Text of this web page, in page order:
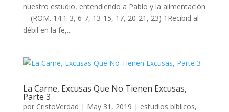
nuestro estudio, entendiendo a Pablo y la alimentación
—(ROM. 14:1-3, 6-7, 13-15, 17, 20-21, 23) 1Recibid al
débil en la fe,...
La Carne, Excusas Que No Tienen Excusas,
Parte 3
por CristoVerdad | May 31, 2019 | estudios bíblicos,